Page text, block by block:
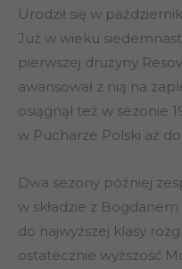
Urodził się w
Już w wieku
pierwszej drużyny
awansował z nią na
osiągnął też w sezonie
w Pucharze Polski aż do
Dwa sezony później
w składzie z
do najwyższej klasy
ostatecznie wyższość